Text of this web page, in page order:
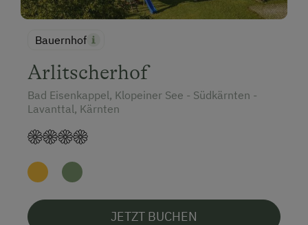
Bauernhof
Arlitscherhof
Bad Eisenkappel, Klopeiner See - Südkärnten -
Lavanttal, Kärnten
JETZT BUCHEN